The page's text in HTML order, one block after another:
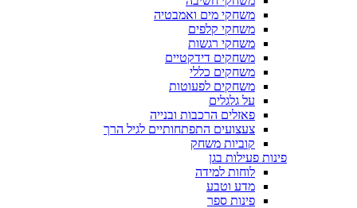
משחקי מים ואמבטיה
משחקי קלפים
משחקי רגשות
משחקים דידקטיים
משחקים כללי
משחקים לפעוטות
על גלגלים
פאזלים הרכבות ובנייה
צעצועים התפתחותיים לגיל הרך
קוביות משחק
פינות פעילות בגן
לוחות למידה
מדע וטבע
פינות ספר